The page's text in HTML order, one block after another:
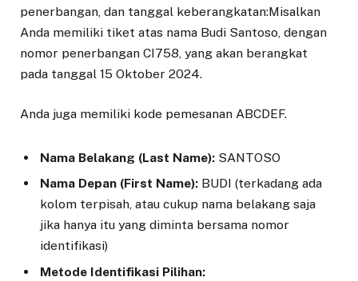
penerbangan, dan tanggal keberangkatan:Misalkan
Anda memiliki tiket atas nama Budi Santoso, dengan
nomor penerbangan CI758, yang akan berangkat
pada tanggal 15 Oktober 2024.
Anda juga memiliki kode pemesanan ABCDEF.
Nama Belakang (Last Name): SANTOSO
Nama Depan (First Name): BUDI (terkadang ada
kolom terpisah, atau cukup nama belakang saja
jika hanya itu yang diminta bersama nomor
identifikasi)
Metode Identifikasi Pilihan: